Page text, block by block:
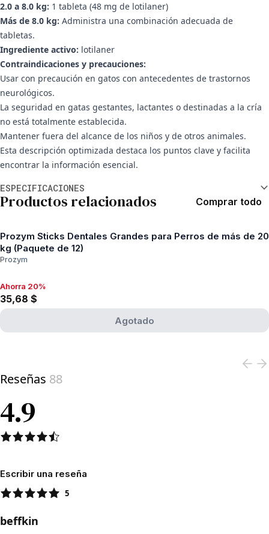
2.0 a 8.0 kg: 1 tableta (48 mg de lotilaner)
Más de 8.0 kg: Administra una combinación adecuada de
tabletas.
Ingrediente activo: lotilaner
Contraindicaciones y precauciones:
Usar con precaución en gatos con antecedentes de trastornos
neurológicos.
La seguridad en gatas gestantes, lactantes o destinadas a la cría
no está totalmente establecida.
Mantener fuera del alcance de los niños y de otros animales.
Esta descripción optimizada destaca los puntos clave y facilita
encontrar la información esencial.
ESPECIFICACIONES
Productos relacionados Comprar todo
Prozym Sticks Dentales Grandes para Perros de más de 20
kg (Paquete de 12)
Prozym
Ahorra 20%, 35,68 $
Ahorra 20%
35,68 $
Agotado
Reseñas 88
4.9
Escribir una reseña
5
beffkin